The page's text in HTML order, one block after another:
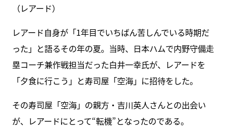
（レアード）
レアード自身が「1年目でいちばん苦しんでいる時期だ
った」と語るその年の夏。当時、日本ハムで内野守備走
塁コーチ兼作戦担当だった白井一幸氏が、レアードを
「夕食に行こう」と寿司屋「空海」に招待をした。
その寿司屋「空海」の親方・吉川英人さんとの出会い
が、レアードにとって“転機”となったのである。